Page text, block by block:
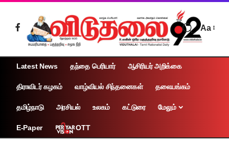
Aa
Latest News தந்தை பெரியார் ஆசிரியர் அறிக்கை
திராவிடர் கழகம் வாழ்வியல் சிந்தனைகள் தலையங்கம்
தமிழ்நாடு அரசியல் உலகம் கட்டுரை மேலும்
E-Paper OTT